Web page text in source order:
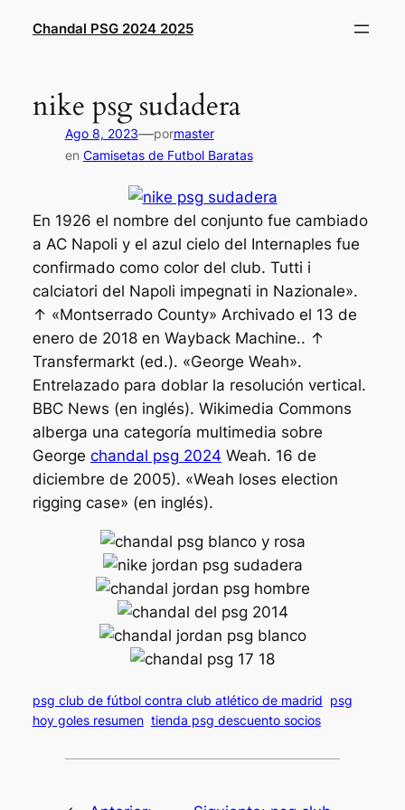
Chandal PSG 2024 2025
nike psg sudadera
Ago 8, 2023—pormaster
en Camisetas de Futbol Baratas
En 1926 el nombre del conjunto fue cambiado
a AC Napoli y el azul cielo del Internaples fue
confirmado como color del club. Tutti i
calciatori del Napoli impegnati in Nazionale».
↑ «Montserrado County» Archivado el 13 de
enero de 2018 en Wayback Machine.. ↑
Transfermarkt (ed.). «George Weah».
Entrelazado para doblar la resolución vertical.
BBC News (en inglés). Wikimedia Commons
alberga una categoría multimedia sobre
George chandal psg 2024 Weah. 16 de
diciembre de 2005). «Weah loses election
rigging case» (en inglés).
psg club de fútbol contra club atlético de madrid psg
hoy goles resumen tienda psg descuento socios